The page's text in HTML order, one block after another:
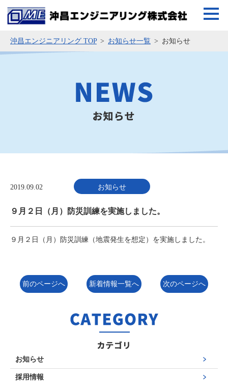
沖昌エンジニアリング TOP お知らせ一覧 お知らせ
2019.09.02 お知らせ
９月２日（月）防災訓練を実施しました。
９月２日（月）防災訓練（地震発生を想定）を実施しました。
前のページへ 新着情報一覧へ 次のページへ
お知らせ
採用情報